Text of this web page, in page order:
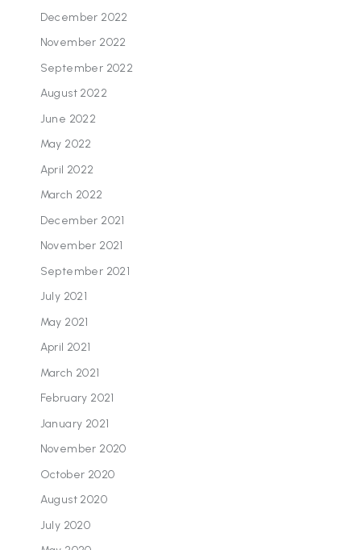
December 2022
November 2022
September 2022
August 2022
June 2022
May 2022
April 2022
March 2022
December 2021
November 2021
September 2021
July 2021
May 2021
April 2021
March 2021
February 2021
January 2021
November 2020
October 2020
August 2020
July 2020